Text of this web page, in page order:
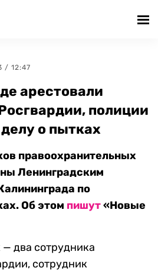
/ 12:47
арестовали
полиции
о пытках
правоохранительных
Ленинградским
по
Об этом пишут«Новые
два сотрудника
сотрудник